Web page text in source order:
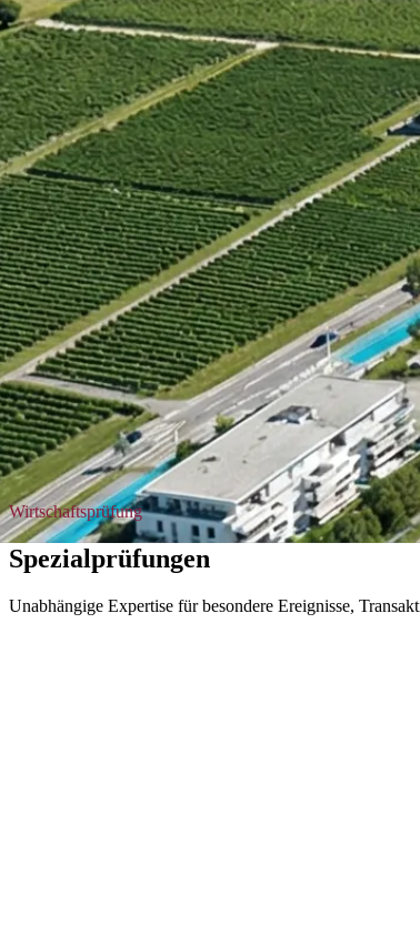
Wirtschaftsprüfung
Spezialprüfungen
Unabhängige Expertise für besondere Ereignisse,